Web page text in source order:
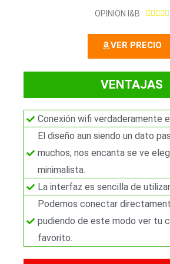
OPINION I&B     4
VER PRECIO
VENTAJAS
Conexión wifi verdaderamente
El diseño aun siendo un dato
muchos, nos encanta se ve
minimalista.
La interfaz es sencilla de
Podemos conectar
pudiendo de este modo ver tu
favorito.